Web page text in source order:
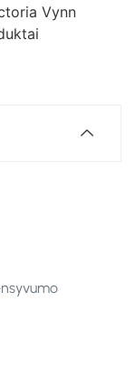
Vynn